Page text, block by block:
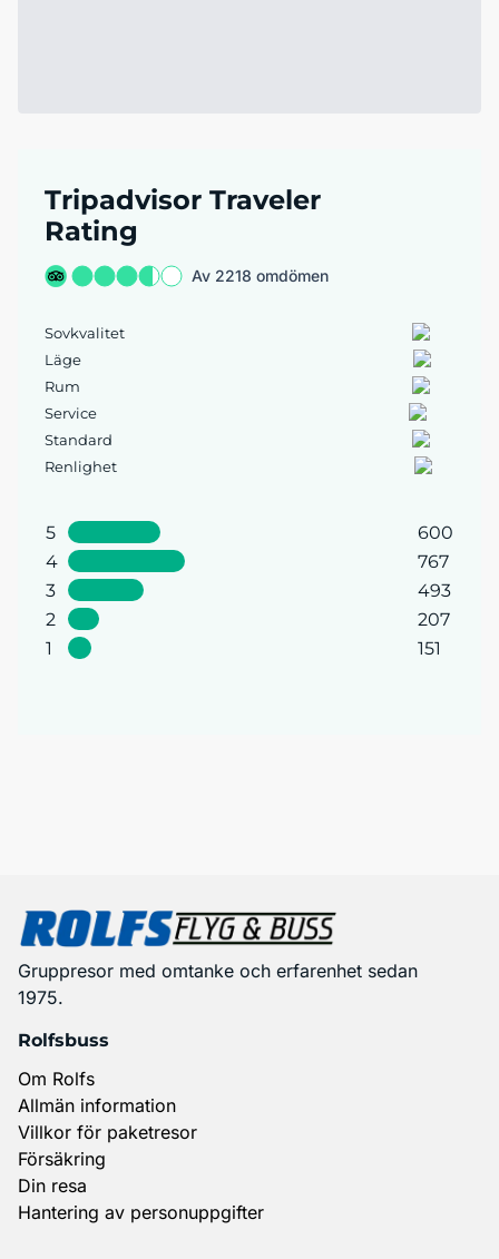
Tripadvisor Traveler
Rating
Av 2218 omdömen
Sovkvalitet
Läge
Rum
Service
Standard
Renlighet
5
600
4
767
3
493
2
207
1
151
Gruppresor med omtanke och erfarenhet sedan
1975.
Rolfsbuss
Om Rolfs
Allmän information
Villkor för paketresor
Försäkring
Din resa
Hantering av personuppgifter